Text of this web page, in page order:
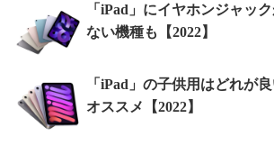
「iPad」にイヤホンジャッ
ない機種も【2022】
「iPad」の子供用はどれが
オススメ【2022】